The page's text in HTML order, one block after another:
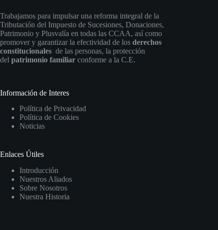
Trabajamos para impulsar una reforma integral de la
Tributación del Impuesto de Sucesiones, Donaciones,
Patrimonio y Plusvalía en todas las CCAA, así como
promover y garantizar la efectividad de los derechos
constitucionales de las personas, la protección
del patrimonio familiar conforme a la C.E.
Información de Interes
Política de Privacidad
Política de Cookies
Noticias
Enlaces Útiles
Introducción
Nuestros Aliados
Sobre Nosotros
Nuestra Historia